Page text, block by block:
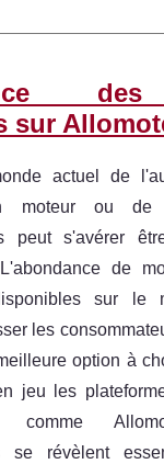
sur
actuel de
moteur ou de
peut s'avérer
de
sur le
les
option à
jeu les
comme
se révèlent